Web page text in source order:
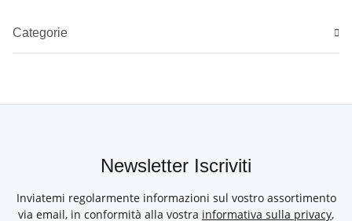
Categorie
Newsletter Iscriviti
Inviatemi regolarmente informazioni sul vostro assortimento
via email, in conformità alla vostra informativa sulla privacy,